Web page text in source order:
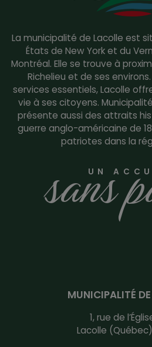
La municipalité de Lacolle est
États de New York et du
Montréal. Elle se trouve à
Richelieu et de ses
services essentiels, Lacolle
vie à ses citoyens.
présente aussi des attraits
guerre anglo-américaine de
patriotes dans la
UN
sans
MUNICIPALITÉ
1, rue de
Lacolle